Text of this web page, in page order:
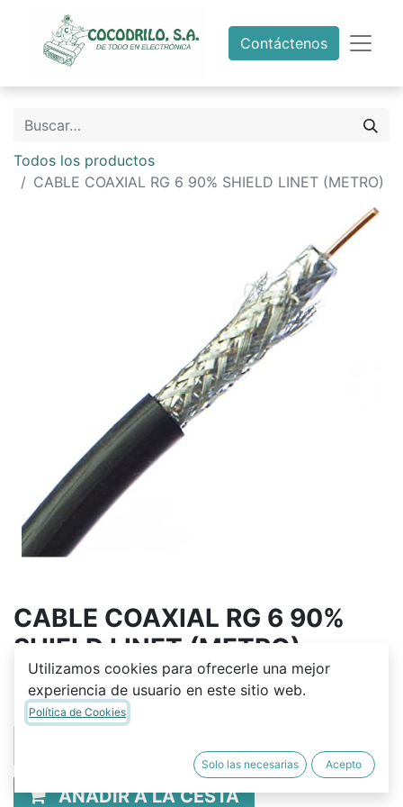
Contáctenos
Todos los productos
CABLE COAXIAL RG 6 90% SHIELD LINET (METRO)
CABLE COAXIAL RG 6 90%
SHIELD LINET (METRO)
Q2.50
AÑADIR A LA CESTA
Utilizamos cookies para ofrecerle una mejor
experiencia de usuario en este sitio web.
Política de Cookies
Solo las necesarias Acepto